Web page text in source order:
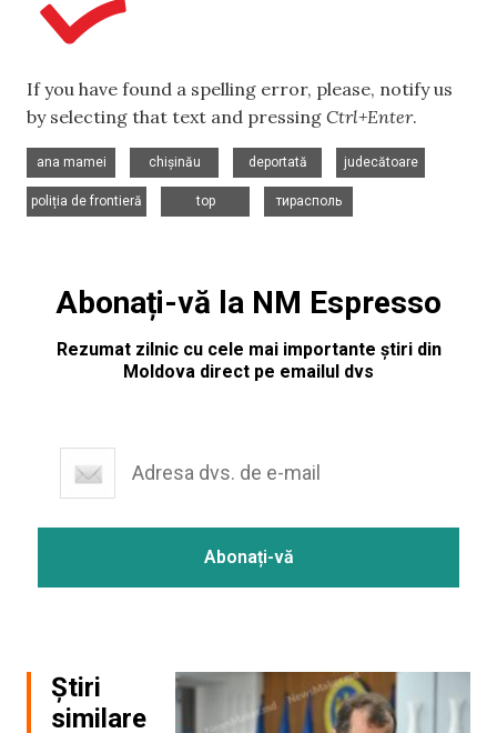
If you have found a spelling error, please, notify us
by selecting that text and pressing Ctrl+Enter.
ana mamei
chișinău
deportată
judecătoare
poliția de frontieră
top
тирасполь
Abonați-vă la NM Espresso
Rezumat zilnic cu cele mai importante știri din
Moldova direct pe emailul dvs
Știri
similare